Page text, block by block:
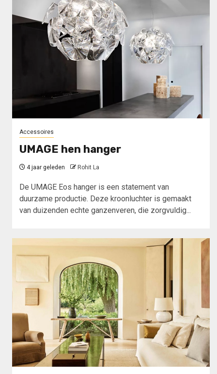
Accessoires
UMAGE hen hanger
4 jaar geleden Rohit La
De UMAGE Eos hanger is een statement van
duurzame productie. Deze kroonluchter is gemaakt
van duizenden echte ganzenveren, die zorgvuldig...